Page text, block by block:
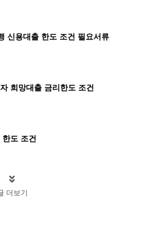
신용대출 한도 조건 필요서류
희망대출 금리한도 조건
한도 조건
더보기